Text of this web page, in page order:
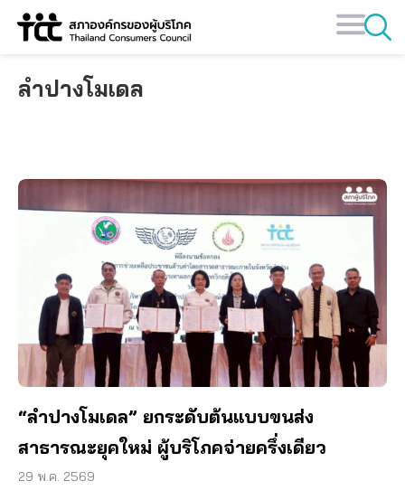
Skip
ลำปางโมเดล
“ลำปางโมเดล” ยกระดับต้นแบบขนส่ง
สาธารณะยุคใหม่ ผู้บริโภคจ่ายครึ่งเดียว
29 พ.ค. 2569